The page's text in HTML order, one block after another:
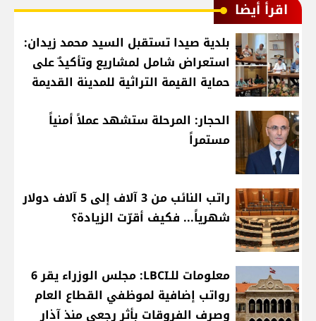
اقرأ أيضا
بلدية صيدا تستقبل السيد محمد زيدان:
استعراض شامل لمشاريع وتأكيدٌ على
حماية القيمة التراثية للمدينة القديمة
الحجار: المرحلة ستشهد عملاً أمنياً
مستمراً
راتب النائب من 3 آلاف إلى 5 آلاف دولار
شهرياً... فكيف أقرّت الزيادة؟
معلومات للـLBCI: مجلس الوزراء يقر 6
رواتب إضافية لموظفي القطاع العام
وصرف الفروقات بأثر رجعي منذ آذار